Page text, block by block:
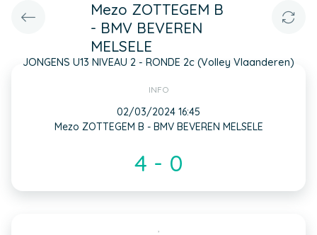
Mezo ZOTTEGEM B
- BMV BEVEREN
MELSELE
JONGENS U13 NIVEAU 2 - RONDE 2c (Volley Vlaanderen)
INFO
02/03/2024 16:45
Mezo ZOTTEGEM B - BMV BEVEREN MELSELE
4 - 0